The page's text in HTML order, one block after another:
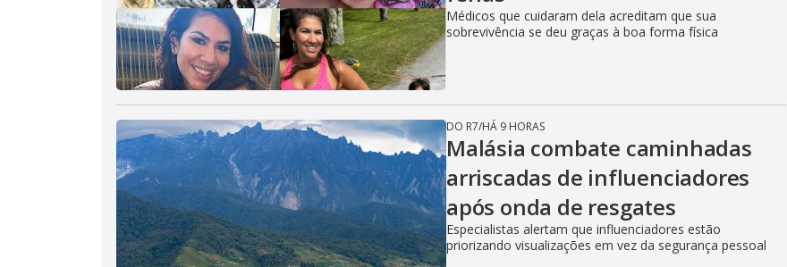
Médicos que cuidaram dela acreditam que sua
sobrevivência se deu graças à boa forma física
DO R7/HÁ 9 HORAS
Malásia combate caminhadas
arriscadas de influenciadores
após onda de resgates
Especialistas alertam que influenciadores estão
priorizando visualizações em vez da segurança pessoal